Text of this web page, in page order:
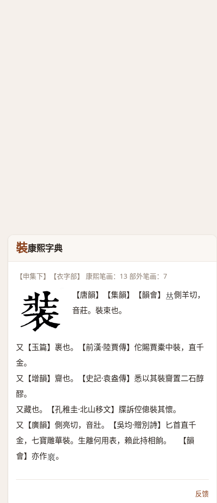
裝康熙字典
【申集下】【衣字部】 康熙笔画：13 部外笔画：7
【唐韻】【集韻】【韻會】 𠀤側羊切，
音莊。裝束也。
又【玉篇】裹也。【前漢·陸賈傳】佗賜賈橐中裝，直千
金。
又【增韻】齎也。【史記·袁盎傳】悉以其裝齎置二石醇
醪。
又藏也。【孔稚圭·北山移文】牒訴倥傯裝其懷。
又【廣韻】側亮切，音壯。【吳均·贈別詩】匕首直千
金，七寶雕華裝。生離何用表，賴此持相餉。 【韻
會】亦作𧚌 。
反馈